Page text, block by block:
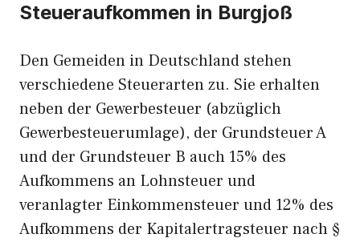
Steueraufkommen in Burgjoß
Den Gemeiden in Deutschland stehen
verschiedene Steuerarten zu. Sie erhalten
neben der Gewerbesteuer (abzüglich
Gewerbesteuerumlage), der Grundsteuer A
und der Grundsteuer B auch 15% des
Aufkommens an Lohnsteuer und
veranlagter Einkommensteuer und 12% des
Aufkommens der Kapitalertragsteuer nach §